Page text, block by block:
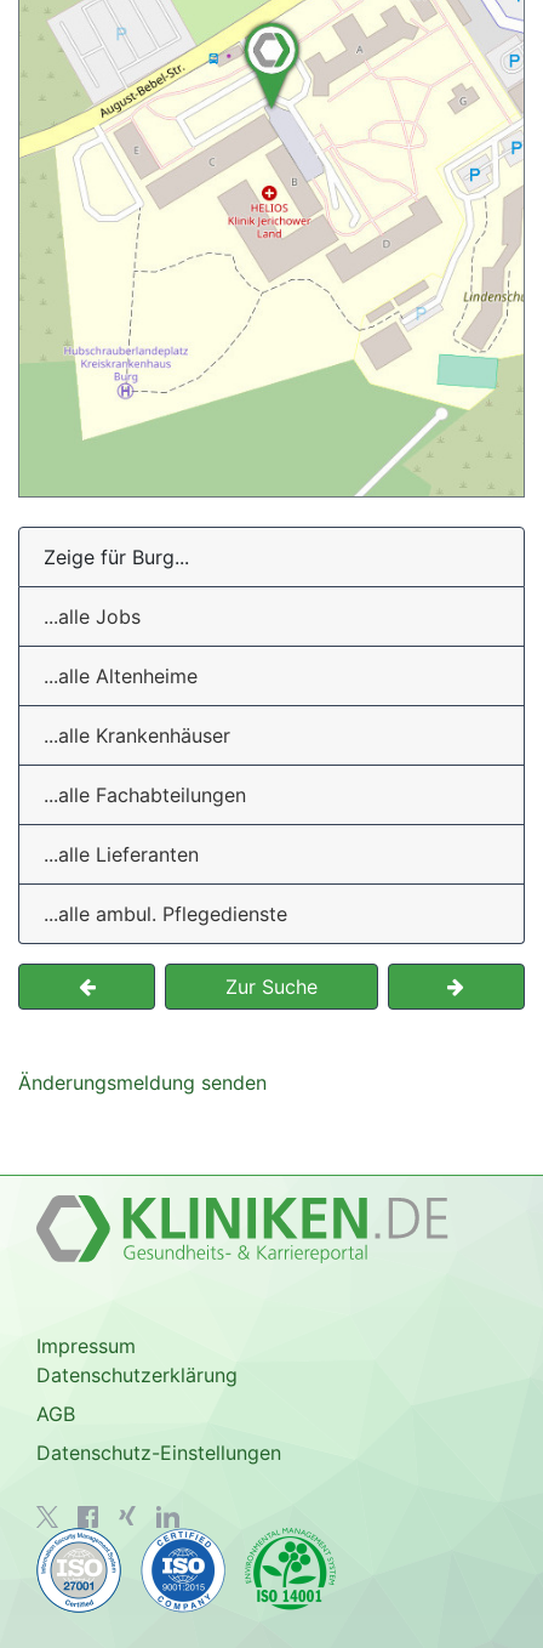
Zeige für Burg...
...alle Jobs
...alle Altenheime
...alle Krankenhäuser
...alle Fachabteilungen
...alle Lieferanten
...alle ambul. Pflegedienste
Zur Suche
Änderungsmeldung senden
Impressum
Datenschutzerklärung
AGB
Datenschutz-Einstellungen